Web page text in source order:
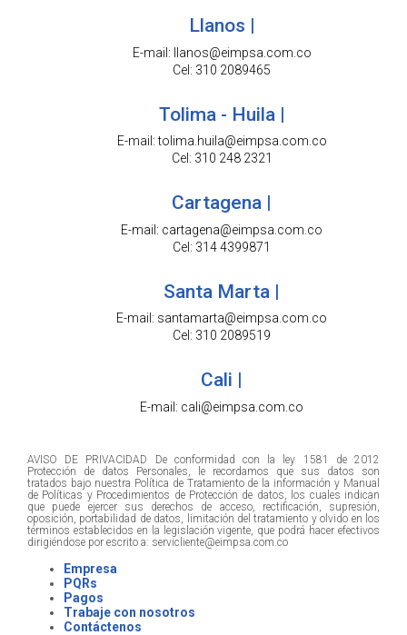
Llanos |
E-mail: llanos@eimpsa.com.co
Cel: 310 2089465
Tolima - Huila |
E-mail: tolima.huila@eimpsa.com.co
Cel: 310 248 2321
Cartagena |
E-mail: cartagena@eimpsa.com.co
Cel: 314 4399871
Santa Marta |
E-mail: santamarta@eimpsa.com.co
Cel: 310 2089519
Cali |
E-mail: cali@eimpsa.com.co
AVISO DE PRIVACIDAD De conformidad con la ley 1581 de 2012
Protección de datos Personales, le recordamos que sus datos son
tratados bajo nuestra Política de Tratamiento de la información y Manual
de Políticas y Procedimientos de Protección de datos, los cuales indican
que puede ejercer sus derechos de acceso, rectificación, supresión,
oposición, portabilidad de datos, limitación del tratamiento y olvido en los
términos establecidos en la legislación vigente, que podrá hacer efectivos
dirigiéndose por escrito a: servicliente@eimpsa.com.co
Empresa
PQRs
Pagos
Trabaje con nosotros
Contáctenos